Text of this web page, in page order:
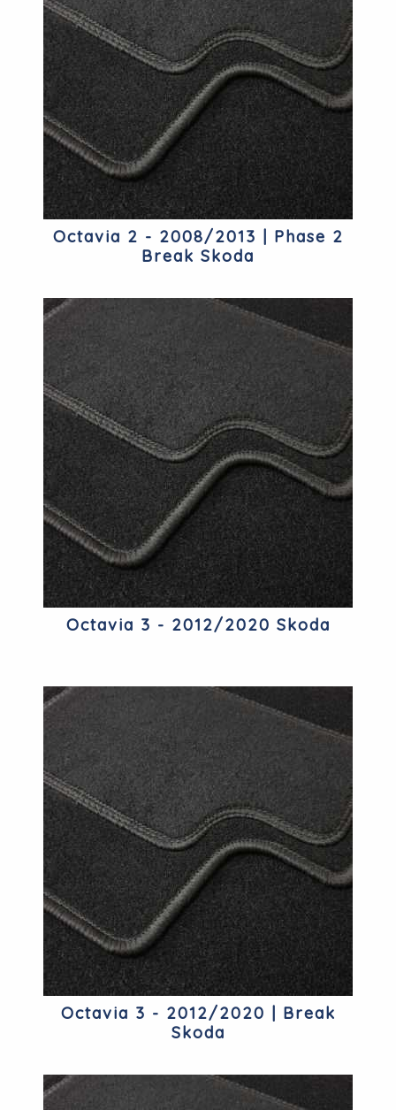
Octavia 2 - 2008/2013 | Phase 2
Break Skoda
Octavia 3 - 2012/2020 Skoda
Octavia 3 - 2012/2020 | Break
Skoda